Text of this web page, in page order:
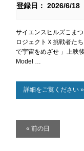
登録日： 2026/6/18
サイエンスヒルズこま
ロジェクトＸ挑戦者た
で宇宙をめざせ 」上映
Model …
詳細をご覧ください »
« 前の日